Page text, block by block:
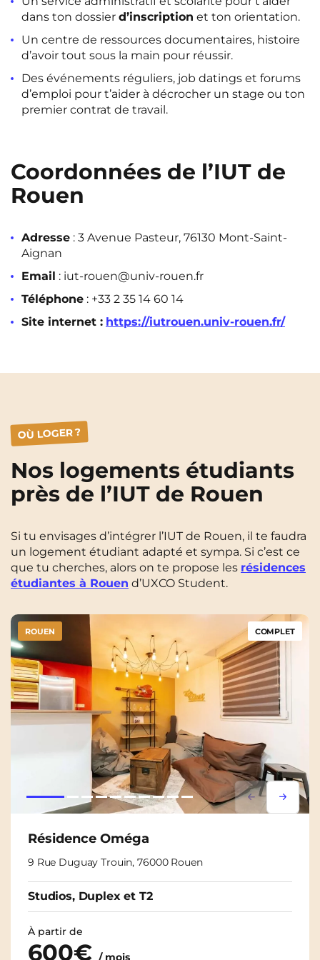
dans ton dossier d’inscription et ton orientation.
Un centre de ressources documentaires, histoire
d’avoir tout sous la main pour réussir.
Des événements réguliers, job datings et forums
d’emploi pour t’aider à décrocher un stage ou ton
premier contrat de travail.
Coordonnées de l’IUT de
Rouen
Adresse : 3 Avenue Pasteur, 76130 Mont-Saint-
Aignan
Email : iut-rouen@univ-rouen.fr
Téléphone : +33 2 35 14 60 14
Site internet : https://iutrouen.univ-rouen.fr/
OÙ LOGER ?
Nos logements étudiants
près de l’IUT de Rouen
Si tu envisages d’intégrer l’IUT de Rouen, il te faudra
un logement étudiant adapté et sympa. Si c’est ce
que tu cherches, alors on te propose les résidences
étudiantes à Rouen d’UXCO Student.
Lorem ipsum
Lorem
ROUEN COMPLET
Résidence Oméga
9 Rue Duguay Trouin, 76000 Rouen
Studios, Duplex et T2
À partir de
600€ / mois